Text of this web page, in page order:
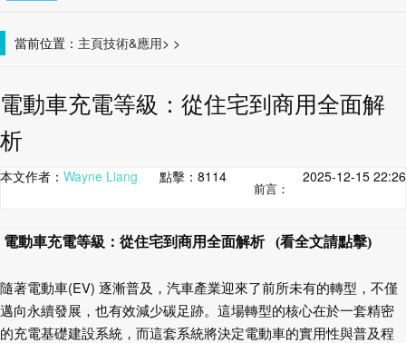
當前位置： 主頁 >
技術&應用 >
電動車充電等級：從住宅到商用全面解
析
本文作者： Wayne Liang 點擊： 8114 2025-12-15 22:26
前言：
電動車充電等級：從住宅到商用全面解析 (看全文請點擊)
隨著電動車(EV) 逐漸普及，汽車產業迎來了前所未有的轉型，不僅
邁向永續發展，也有效減少碳足跡。這場轉型的核心在於一套精密
的充電基礎建設系統，而這套系統將決定電動車的實用性與普及程